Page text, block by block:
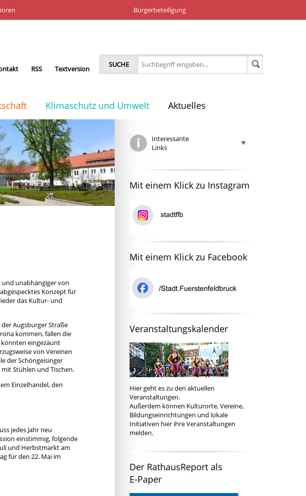
Bürgerbeteiligung
RSS Textversion SUCHE
Klimaschutz und Umwelt Aktuelles
unabhängiger von
Konzept für
das Kultur- und
Augsburger Straße
kommen, fallen die
könnten eingezäunt
von Vereinen
der Schöngeisinger
Stühlen und Tischen.
Einzelhandel, den
jedes Jahr neu
einstimmig, folgende
und Herbstmarkt am
für den 22. Mai im
Interessante
Links
Mit einem Klick zu Instagram
Mit einem Klick zu Facebook
Veranstaltungskalender
Hiergeht es zu den aktuellen
Veranstaltungen.
Außerdem können Kulturorte, Vereine,
Bildungseinrichtungen und lokale
Initiativen hier ihre Veranstaltungen
melden.
Der RathausReport als
E-Paper